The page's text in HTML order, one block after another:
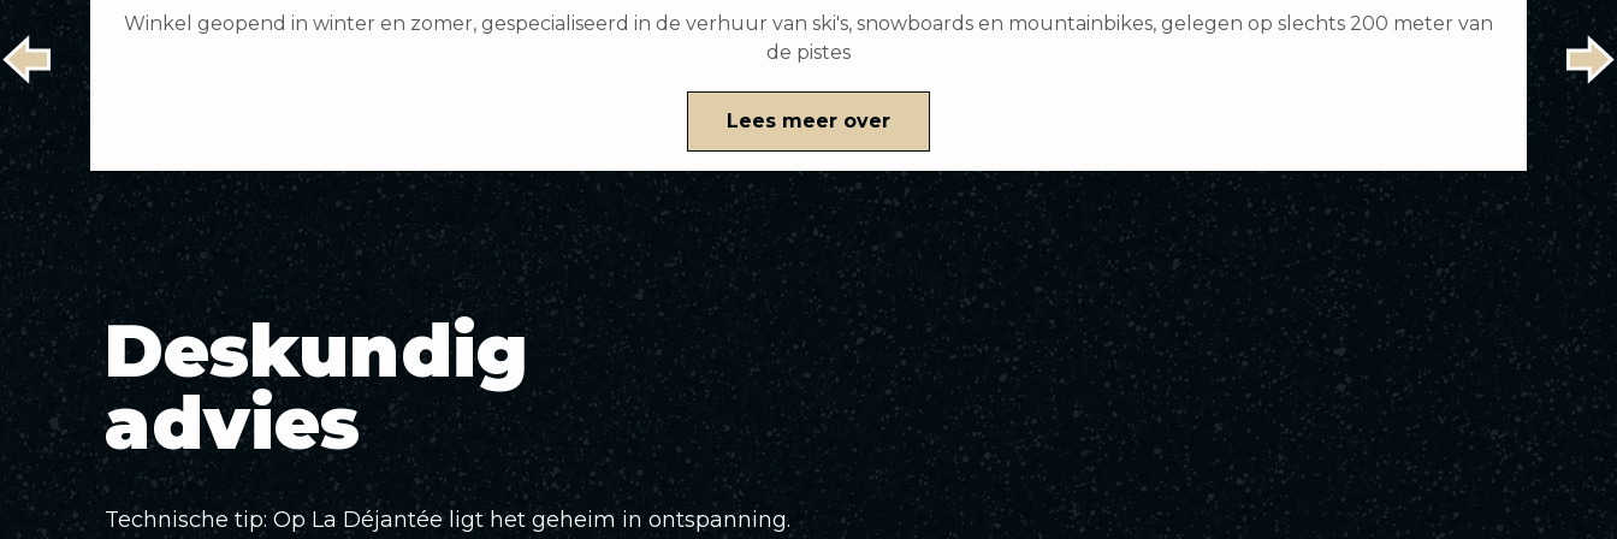
Winkel geopend in winter en zomer, gespecialiseerd in de verhuur van ski's, snowboards en mountainbikes, gelegen op slechts 200 meter van
de pistes
Lees meer over
Deskundig
advies
Technische tip: Op La Déjantée ligt het geheim in ontspanning.